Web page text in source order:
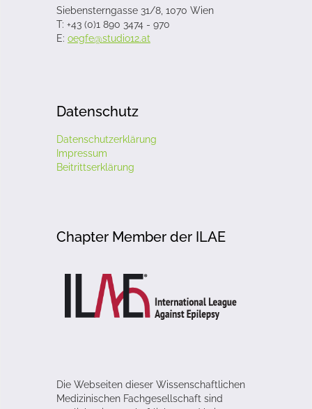
Siebensterngasse 31/8, 1070 Wien
T: +43 (0)1 890 3474 - 970
E: oegfe@studio12.at
Datenschutz
Datenschutzerklärung
Impressum
Beitrittserklärung
Chapter Member der ILAE
Die Webseiten dieser Wissenschaftlichen
Medizinischen Fachgesellschaft sind